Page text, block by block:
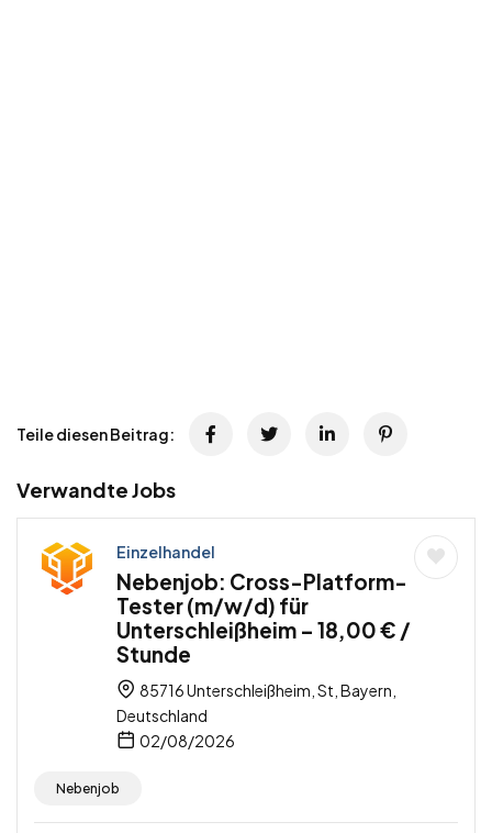
Teile diesen Beitrag:
Verwandte Jobs
Einzelhandel
Nebenjob: Cross-Platform-
Tester (m/w/d) für
Unterschleißheim – 18,00 € /
Stunde
85716 Unterschleißheim, St, Bayern,
Deutschland
02/08/2026
Nebenjob